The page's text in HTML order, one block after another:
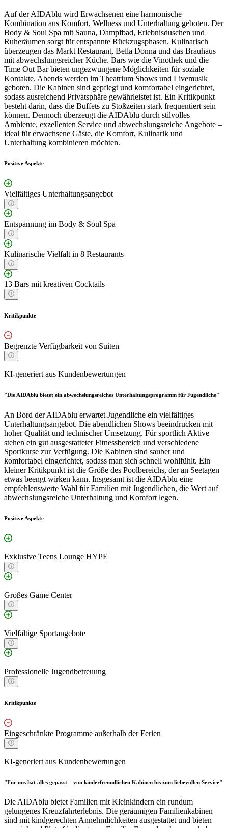
Auf der AIDAblu wird Erwachsenen eine harmonische
Kombination aus Komfort, Wellness und Unterhaltung geboten. Der
Body & Soul Spa mit Sauna, Dampfbad, Erlebnisduschen und
Ruheräumen sorgt für entspannte Rückzugsphasen. Kulinarisch
überzeugen das Markt Restaurant, Bella Donna und das Brauhaus
mit abwechslungsreicher Küche. Bars wie die Vinothek und die
Time Out Bar bieten ungezwungene Möglichkeiten für soziale
Kontakte. Abends werden im Theatrium Shows und Livemusik
geboten. Die Kabinen sind gepflegt und komfortabel eingerichtet,
sodass ausreichend Privatsphäre gewährleistet ist. Ein Kritikpunkt
besteht darin, dass die Buffets zu Stoßzeiten stark frequentiert sein
können. Dennoch überzeugt die AIDAblu durch stilvolles
Ambiente, exzellenten Service und abwechslungsreiche Angebote –
ideal für erwachsene Gäste, die Komfort, Kulinarik und
Unterhaltung kombinieren möchten.
Positive Aspekte
Vielfältiges Unterhaltungsangebot
Entspannung im Body & Soul Spa
Kulinarische Vielfalt in 8 Restaurants
13 Bars mit kreativen Cocktails
Kritikpunkte
Begrenzte Verfügbarkeit von Suiten
KI-generiert aus Kundenbewertungen
"Die AIDAblu bietet ein abwechslungsreiches Unterhaltungsprogramm für Jugendliche"
An Bord der AIDAblu erwartet Jugendliche ein vielfältiges
Unterhaltungsangebot. Die abendlichen Shows beeindrucken mit
hoher Qualität und technischer Umsetzung. Für sportlich Aktive
stehen ein gut ausgestatteter Fitnessbereich und verschiedene
Sportkurse zur Verfügung. Die Kabinen sind sauber und
komfortabel eingerichtet, sodass man sich schnell wohlfühlt. Ein
kleiner Kritikpunkt ist die Größe des Poolbereichs, der an Seetagen
etwas beengt wirken kann. Insgesamt ist die AIDAblu eine
empfehlenswerte Wahl für Familien mit Jugendlichen, die Wert auf
abwechslungsreiche Unterhaltung und Komfort legen.
Positive Aspekte
Exklusive Teens Lounge HYPE
Großes Game Center
Vielfältige Sportangebote
Professionelle Jugendbetreuung
Kritikpunkte
Eingeschränkte Programme außerhalb der Ferien
KI-generiert aus Kundenbewertungen
"Für uns hat alles gepasst – von kinderfreundlichen Kabinen bis zum liebevollen Service"
Die AIDAblu bietet Familien mit Kleinkindern ein rundum
gelungenes Kreuzfahrterlebnis. Die geräumigen Familienkabinen
sind mit kindgerechten Annehmlichkeiten ausgestattet und bieten